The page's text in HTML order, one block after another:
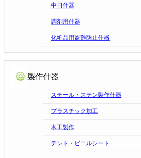
中日什器
調剤用什器
化粧品用盗難防止什器
製作什器
スチール・ステン製作什器
プラスチック加工
木工製作
テント・ビニルシート